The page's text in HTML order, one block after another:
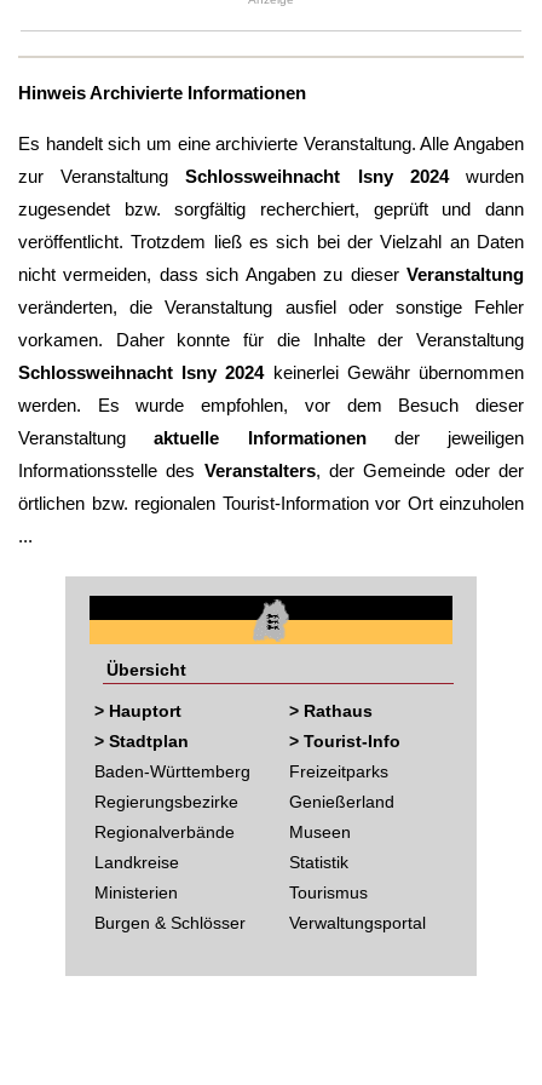
Hinweis Archivierte Informationen
Es handelt sich um eine archivierte Veranstaltung. Alle Angaben
zur VeranstaltungSchlossweihnacht Isny 2024wurden
zugesendet bzw. sorgfältig recherchiert, geprüft und dann
veröffentlicht. Trotzdem ließ es sich bei der Vielzahl an Daten
nicht vermeiden, dass sich Angaben zu dieser Veranstaltung
veränderten, die Veranstaltung ausfiel oder sonstige Fehler
vorkamen. Daher konnte für die Inhalte der Veranstaltung
Schlossweihnacht Isny 2024keinerlei Gewähr übernommen
werden. Es wurde empfohlen, vor dem Besuch dieser
Veranstaltungaktuelle Informationender jeweiligen
Informationsstelle des Veranstalters, der Gemeinde oder der
örtlichen bzw. regionalen Tourist-Information vor Ort einzuholen
...
Übersicht
> Hauptort
> Stadtplan
Baden-Württemberg
Regierungsbezirke
Regionalverbände
Landkreise
Ministerien
Burgen & Schlösser
> Rathaus
> Tourist-Info
Freizeitparks
Genießerland
Museen
Statistik
Tourismus
Verwaltungsportal